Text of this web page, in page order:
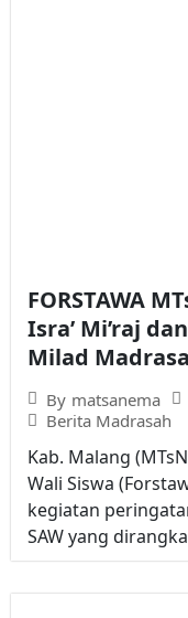
FORSTAWA
Isra’ Mi’raj
Milad
By matsanema
Berita Madrasah
Kab. Malang
Wali Siswa
kegiatan
SAW yang